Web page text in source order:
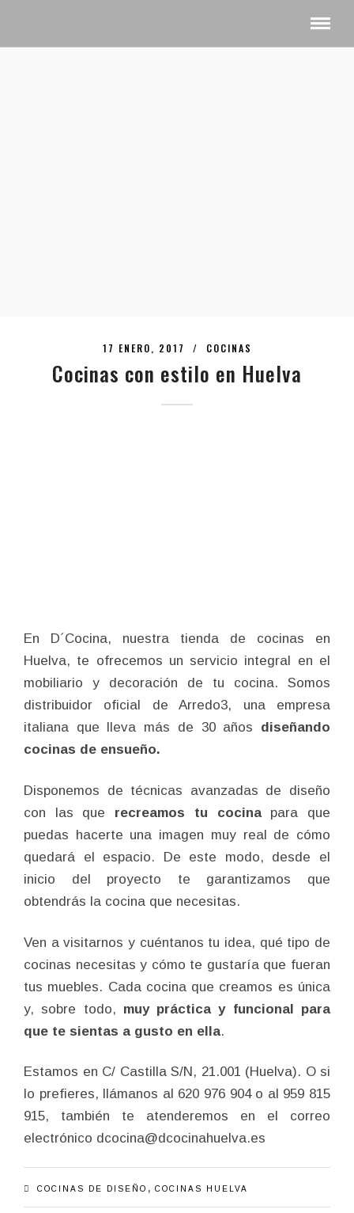
17 ENERO, 2017 / COCINAS
Cocinas con estilo en Huelva
En D´Cocina, nuestra tienda de cocinas en
Huelva, te ofrecemos un servicio integral en el
mobiliario y decoración de tu cocina. Somos
distribuidor oficial de Arredo3, una empresa
italiana que lleva más de 30 años diseñando
cocinas de ensueño.
Disponemos de técnicas avanzadas de diseño
con las que recreamos tu cocinapara que
puedas hacerte una imagen muy real de cómo
quedará el espacio. De este modo, desde el
inicio del proyecto te garantizamos que
obtendrás la cocina que necesitas.
Ven a visitarnos y cuéntanos tu idea, qué tipo de
cocinas necesitas y cómo te gustaría que fueran
tus muebles. Cada cocina que creamos es única
y, sobre todo, muy práctica y funcional para
que te sientas a gusto en ella.
Estamos en C/ Castilla S/N, 21.001 (Huelva). O si
lo prefieres, llámanos al 620 976 904 o al 959 815
915, también te atenderemos en el correo
electrónico dcocina@dcocinahuelva.es
COCINAS DE DISEÑO , COCINAS HUELVA